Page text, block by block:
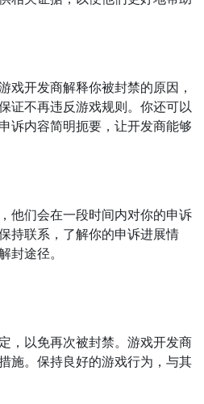
戏开发商解释你被封禁的原因，
证不再违反游戏规则。你还可以
诉内容简明扼要，让开发商能够
他们会在一段时间内对你的申诉
持联系，了解你的申诉进展情
途径。
，以免再次被封禁。游戏开发商
施。保持良好的游戏行为，与其